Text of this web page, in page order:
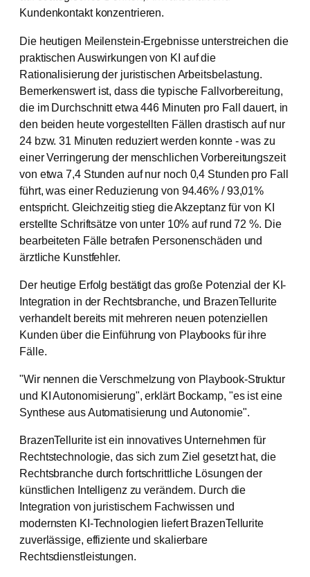
Kundenkontakt konzentrieren.
Die heutigen Meilenstein-Ergebnisse unterstreichen die
praktischen Auswirkungen von KI auf die
Rationalisierung der juristischen Arbeitsbelastung.
Bemerkenswert ist, dass die typische Fallvorbereitung,
die im Durchschnitt etwa 446 Minuten pro Fall dauert, in
den beiden heute vorgestellten Fällen drastisch auf nur
24 bzw. 31 Minuten reduziert werden konnte - was zu
einer Verringerung der menschlichen Vorbereitungszeit
von etwa 7,4 Stunden auf nur noch 0,4 Stunden pro Fall
führt, was einer Reduzierung von 94.46% / 93,01%
entspricht. Gleichzeitig stieg die Akzeptanz für von KI
erstellte Schriftsätze von unter 10% auf rund 72 %. Die
bearbeiteten Fälle betrafen Personenschäden und
ärztliche Kunstfehler.
Der heutige Erfolg bestätigt das große Potenzial der KI-
Integration in der Rechtsbranche, und BrazenTellurite
verhandelt bereits mit mehreren neuen potenziellen
Kunden über die Einführung von Playbooks für ihre
Fälle.
"Wir nennen die Verschmelzung von Playbook-Struktur
und KI Autonomisierung", erklärt Bockamp, "es ist eine
Synthese aus Automatisierung und Autonomie".
BrazenTellurite ist ein innovatives Unternehmen für
Rechtstechnologie, das sich zum Ziel gesetzt hat, die
Rechtsbranche durch fortschrittliche Lösungen der
künstlichen Intelligenz zu verändern. Durch die
Integration von juristischem Fachwissen und
modernsten KI-Technologien liefert BrazenTellurite
zuverlässige, effiziente und skalierbare
Rechtsdienstleistungen.